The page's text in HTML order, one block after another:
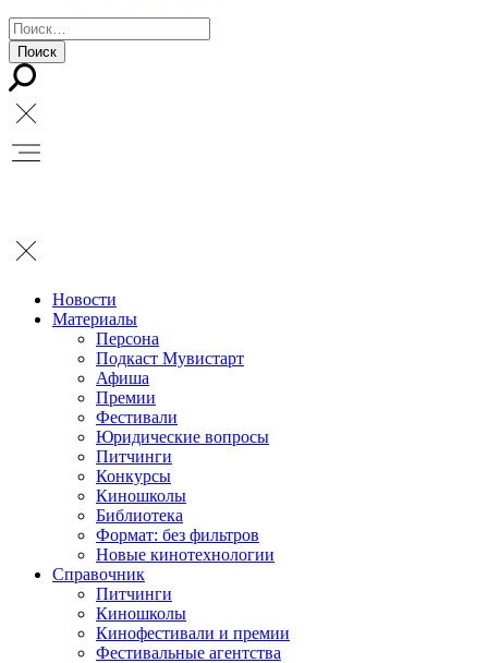
Новости
Материалы
Персона
Подкаст Мувистарт
Афиша
Премии
Фестивали
Юридические вопросы
Питчинги
Конкурсы
Киношколы
Библиотека
Формат: без фильтров
Новые кинотехнологии
Справочник
Питчинги
Киношколы
Кинофестивали и премии
Фестивальные агентства